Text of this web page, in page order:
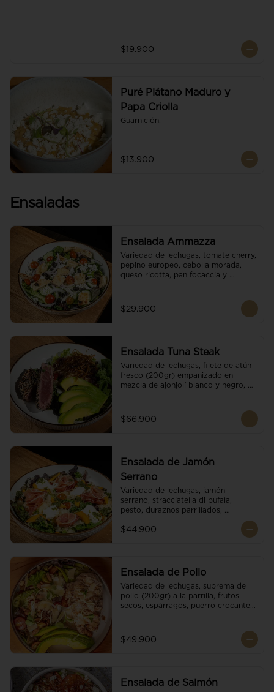
$19.900
Puré Plátano Maduro y
Papa Criolla
Guarnición.
$13.900
Ensaladas
Ensalada Ammazza
Variedad de lechugas, tomate cherry,
pepino europeo, cebolla morada,
queso ricotta, pan focaccia y
$29.900
Ensalada Tuna Steak
Variedad de lechugas, filete de atún
fresco (200gr) empanizado en
mezcla de ajonjolí blanco y negro,
parmesano, puerro crocante y
reducción de balsámico.
$66.900
Ensalada de Jamón
Serrano
Variedad de lechugas, jamón
serrano, stracciatella di bufala,
pesto, duraznos parrillados,
tomate cherry y vinagreta
$44.900
Ensalada de Pollo
Variedad de lechugas, suprema de
pollo (200gr) a la parrilla, frutos
secos, espárragos, puerro crocante,
balsámico.
$49.900
Ensalada de Salmón